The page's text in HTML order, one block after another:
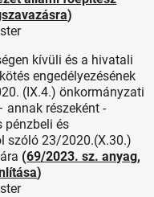
)
kívüli és a hivatali
engedélyezésének
(IX.4.) önkormányzati
annak részeként -
pénzbeli és
szóló 23/2020.(X.30.)
(69/2023. sz. anyag,
)